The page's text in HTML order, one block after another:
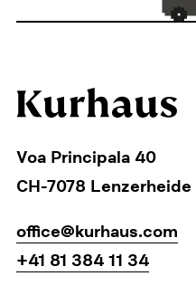
Voa Principala 40
CH-7078 Lenzerheide
office@kurhaus.com
+41 81 384 11 34